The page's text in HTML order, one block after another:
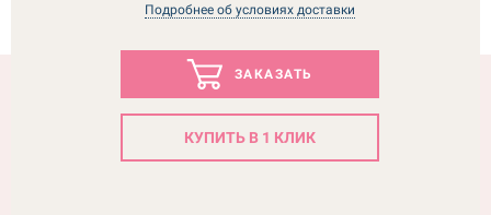
Подробнее об условиях доставки
ЗАКАЗАТЬ
КУПИТЬ В 1 КЛИК